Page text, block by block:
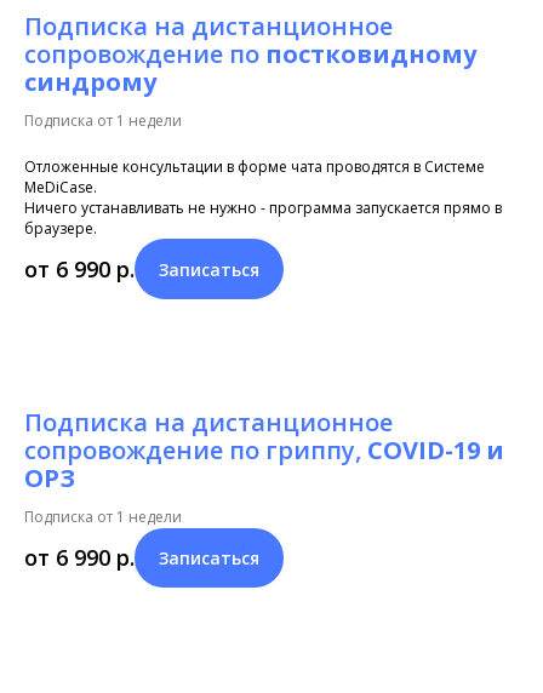
Подписка на дистанционное
сопровождение по постковидному
синдрому
Подписка от 1 недели
Отложенные консультации в форме чата проводятся в Системе
MeDiCase.
Ничего устанавливать не нужно - программа запускается прямо в
браузере.
от 6 990 р. Записаться
Подписка на дистанционное
сопровождение по гриппу, COVID-19 и
ОРЗ
Подписка от 1 недели
от 6 990 р. Записаться